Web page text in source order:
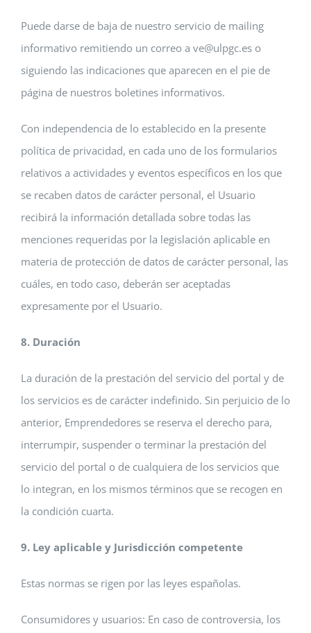
Puede darse de baja de nuestro servicio de mailing
informativo remitiendo un correo a ve@ulpgc.es o
siguiendo las indicaciones que aparecen en el pie de
página de nuestros boletines informativos.
Con independencia de lo establecido en la presente
política de privacidad, en cada uno de los formularios
relativos a actividades y eventos específicos en los que
se recaben datos de carácter personal, el Usuario
recibirá la información detallada sobre todas las
menciones requeridas por la legislación aplicable en
materia de protección de datos de carácter personal, las
cuáles, en todo caso, deberán ser aceptadas
expresamente por el Usuario.
8. Duración
La duración de la prestación del servicio del portal y de
los servicios es de carácter indefinido. Sin perjuicio de lo
anterior, Emprendedores se reserva el derecho para,
interrumpir, suspender o terminar la prestación del
servicio del portal o de cualquiera de los servicios que
lo integran, en los mismos términos que se recogen en
la condición cuarta.
9. Ley aplicable y Jurisdicción competente
Estas normas se rigen por las leyes españolas.
Consumidores y usuarios: En caso de controversia, los